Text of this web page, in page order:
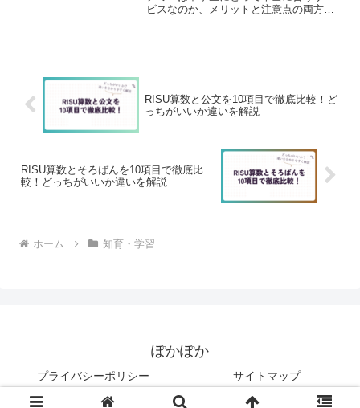
ビスなのか、メリットと注意点の両方か
RISU算数と公文を10項目で徹底比較！ど
っちがいいか違いを解説
RISU算数とそろばんを10項目で徹底比
較！どっちがいいか違いを解説
ホーム 知育・学習
ぽかぽか
プライバシーポリシー サイトマップ
© 2025 ぽかぽか.